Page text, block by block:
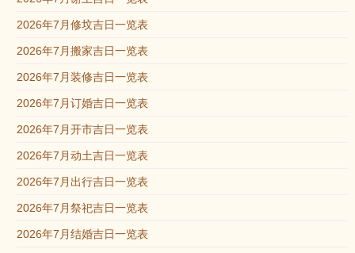
2026年7月修坟吉日一览表
2026年7月搬家吉日一览表
2026年7月装修吉日一览表
2026年7月订婚吉日一览表
2026年7月开市吉日一览表
2026年7月动土吉日一览表
2026年7月出行吉日一览表
2026年7月祭祀吉日一览表
2026年7月结婚吉日一览表